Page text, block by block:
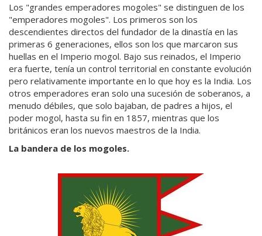
Los "grandes emperadores mogoles" se distinguen de los
"emperadores mogoles". Los primeros son los
descendientes directos del fundador de la dinastía en las
primeras 6 generaciones, ellos son los que marcaron sus
huellas en el Imperio mogol. Bajo sus reinados, el Imperio
era fuerte, tenía un control territorial en constante evolución
pero relativamente importante en lo que hoy es la India. Los
otros emperadores eran solo una sucesión de soberanos, a
menudo débiles, que solo bajaban, de padres a hijos, el
poder mogol, hasta su fin en 1857, mientras que los
británicos eran los nuevos maestros de la India.
La bandera de los mogoles.